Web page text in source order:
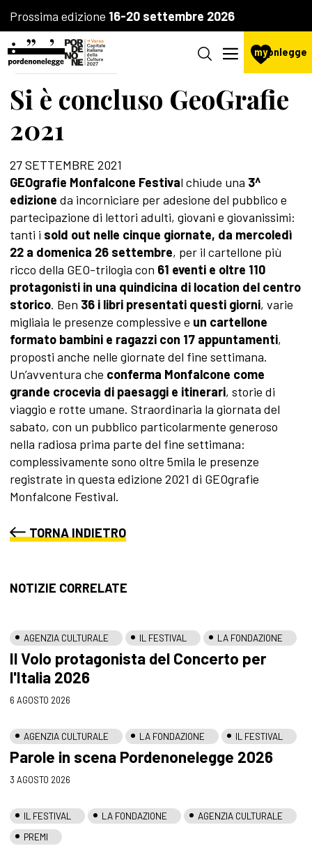
Prossima edizione 16-20 settembre 2026
mypnlegge
AGENZIA CULTURALE
Si è concluso GeoGrafie
2021
27 SETTEMBRE 2021
GEOgrafie Monfalcone Festival chiude una 3^
edizione da incorniciare per adesione del pubblico e
partecipazione di lettori adulti, giovani e giovanissimi:
tanti i sold out nelle cinque giornate, da mercoledì
22 a domenica 26 settembre, per il cartellone più
ricco della GEO-trilogia con 61 eventi e oltre 110
protagonisti in una quindicina di location del centro
storico. Ben 36 i libri presentati questi giorni, varie
migliaia le presenze complessive e un cartellone
formato bambini e ragazzi con 17 appuntamenti,
proposti anche nelle giornate del fine settimana.
Un’avventura che conferma Monfalcone come
grande crocevia di paesaggi e itinerari, storie di
viaggio e rotte umane. Straordinaria la giornata del
sabato, con un pubblico particolarmente generoso
nella radiosa prima parte del fine settimana:
complessivamente sono oltre 5mila le presenze
registrate in questa edizione 2021 di GEOgrafie
Monfalcone Festival.
TORNA INDIETRO
NOTIZIE CORRELATE
AGENZIA CULTURALE IL FESTIVAL LA FONDAZIONE
Il Volo protagonista del Concerto per
l'Italia 2026
6 AGOSTO 2026
AGENZIA CULTURALE LA FONDAZIONE IL FESTIVAL
Parole in scena Pordenonelegge 2026
3 AGOSTO 2026
IL FESTIVAL LA FONDAZIONE
AGENZIA CULTURALE
PREMI